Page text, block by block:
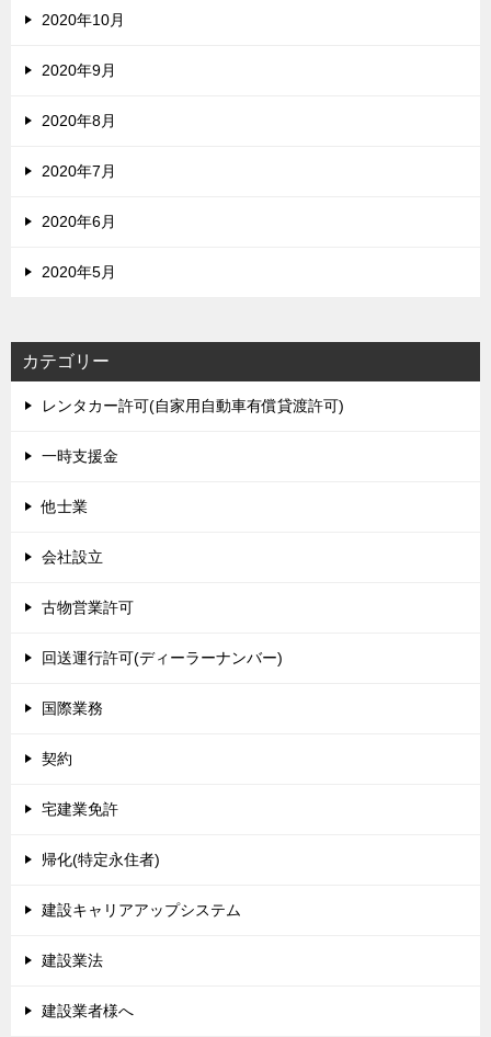
2020年10月
2020年9月
2020年8月
2020年7月
2020年6月
2020年5月
カテゴリー
レンタカー許可(自家用自動車有償貸渡許可)
一時支援金
他士業
会社設立
古物営業許可
回送運行許可(ディーラーナンバー)
国際業務
契約
宅建業免許
帰化(特定永住者)
建設キャリアアップシステム
建設業法
建設業者様へ